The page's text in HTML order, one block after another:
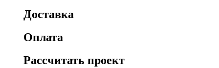
Доставка
Оплата
Рассчитать проект